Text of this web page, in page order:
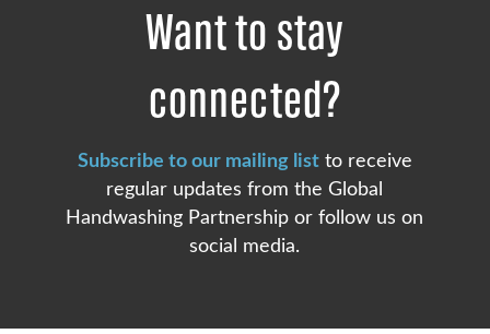
Want to stay
connected?
Subscribe to our mailing listto receive
regular updates from the Global
Handwashing Partnership or follow us on
social media.